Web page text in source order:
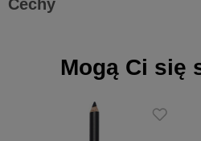
Cechy
Mogą Ci się